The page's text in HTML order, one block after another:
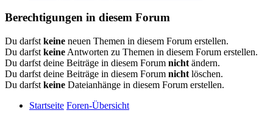
Berechtigungen in diesem Forum
Du darfst keine neuen Themen in diesem Forum erstellen.
Du darfst keine Antworten zu Themen in diesem Forum erstellen.
Du darfst deine Beiträge in diesem Forum nicht ändern.
Du darfst deine Beiträge in diesem Forum nicht löschen.
Du darfst keine Dateianhänge in diesem Forum erstellen.
Startseite Foren-Übersicht